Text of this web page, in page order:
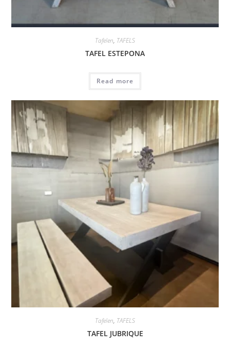
Tafelen, TAFELS
TAFEL ESTEPONA
Read more
Tafelen, TAFELS
TAFEL JUBRIQUE